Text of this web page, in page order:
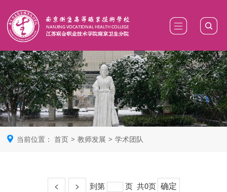
当前位置：首页 > 教师发展 > 学术团队
< > 到第 页 共0页 确定